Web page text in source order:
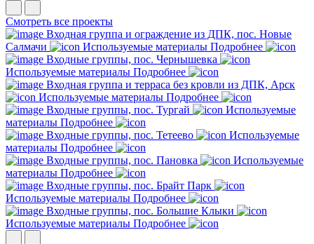
Смотреть все проекты
Входная группа и ограждение из ДПК, пос. Новые
Салмачи
Используемые материалы Подробнее
Входные группы, пос. Чернышевка
Используемые материалы Подробнее
Входная группа и терраса без кровли из ДПК, Арск
Используемые материалы Подробнее
Входные группы, пос. Тургай
Используемые
материалы Подробнее
Входные группы, пос. Тетеево
Используемые
материалы Подробнее
Входные группы, пос. Пановка
Используемые
материалы Подробнее
Входные группы, пос. Брайт Парк
Используемые материалы Подробнее
Входные группы, пос. Большие Клыки
Используемые материалы Подробнее